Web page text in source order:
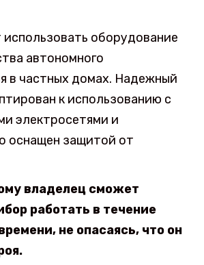
оборудование
автономного
в частных домах. Надежный
к использованию с
электросетями и
оснащен защитой от
владелец сможет
работать в течение
не опасаясь, что он